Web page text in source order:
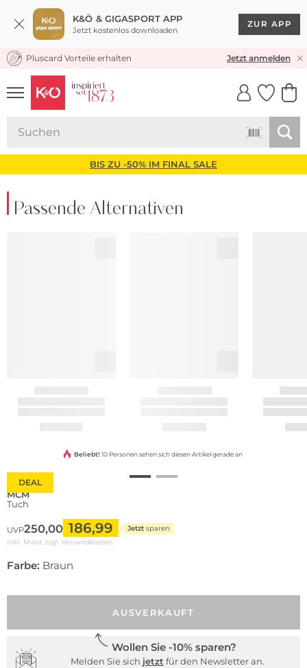
K&Ö & GIGASPORT APP
Jetzt kostenlos downloaden
ZUR APP
KOSTENLOSER VERSAND* & RÜCKVERSAND
Pluscard Vorteile erhalten Jetzt anmelden
UNSERE APP
CLICK &
BIS ZU -50% IM FINAL SALE
Passende Alternativen
DEAL
Beliebt! 10 Personen sehen sich diesen Artikel gerade an
MCM
Tuch
UVP250,00 186,99 Jetzt sparen
inkl. Mwst zzgl. Versandkosten
Farbe: Braun
AUSVERKAUFT
Wollen Sie -10% sparen?
Melden Sie sich jetzt für den Newsletter an.